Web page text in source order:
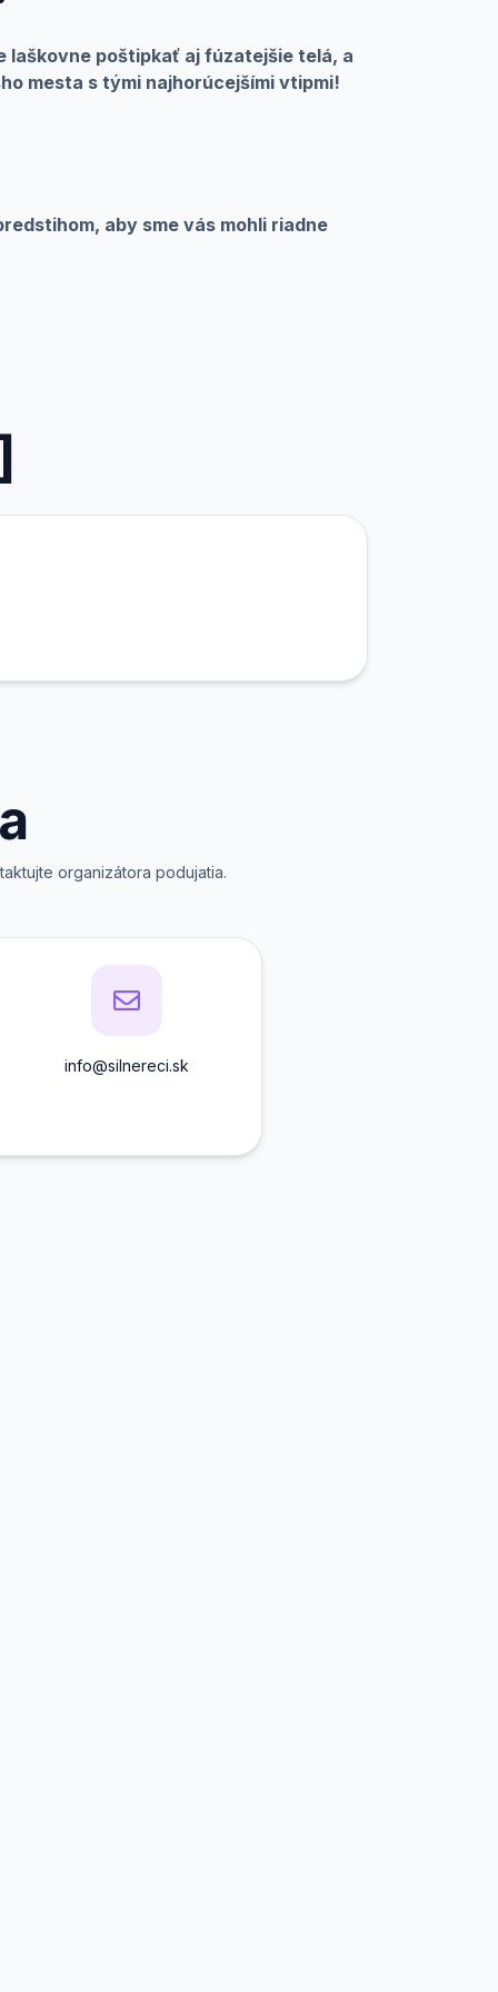
laškovne poštipkať aj fúzatejšie telá, a
mesta s tými najhorúcejšími vtipmi!
aby sme vás mohli riadne
organizátora podujatia.
info@silnereci.sk